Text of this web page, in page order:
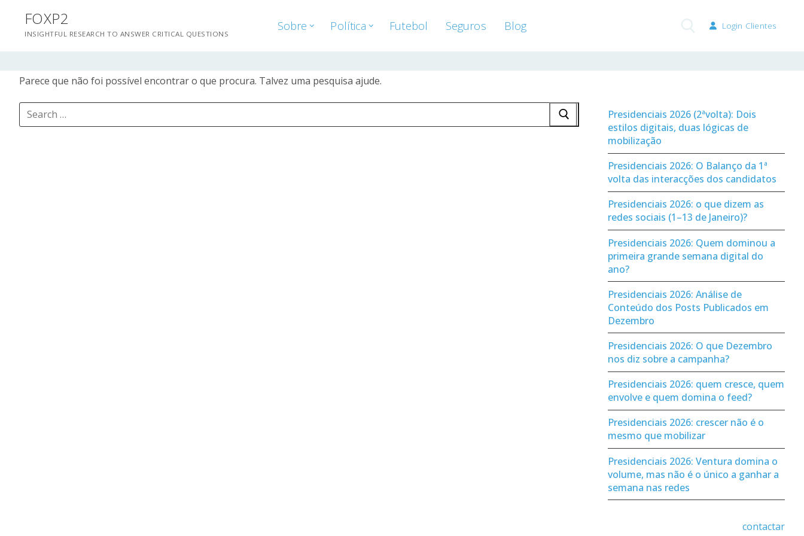
conteúdo
FOXP2
INSIGHTFUL RESEARCH TO ANSWER CRITICAL QUESTIONS
Sobre Política Futebol Seguros Blog Login Clientes
Parece que não foi possível encontrar o que procura. Talvez uma pesquisa ajude.
Pesquisar
por:
Presidenciais 2026 (2ªvolta): Dois
estilos digitais, duas lógicas de
mobilização
Presidenciais 2026: O Balanço da 1ª
volta das interacções dos candidatos
Presidenciais 2026: o que dizem as
redes sociais (1–13 de Janeiro)?
Presidenciais 2026: Quem dominou a
primeira grande semana digital do
ano?
Presidenciais 2026: Análise de
Conteúdo dos Posts Publicados em
Dezembro
Presidenciais 2026: O que Dezembro
nos diz sobre a campanha?
Presidenciais 2026: quem cresce, quem
envolve e quem domina o feed?
Presidenciais 2026: crescer não é o
mesmo que mobilizar
Presidenciais 2026: Ventura domina o
volume, mas não é o único a ganhar a
semana nas redes
contactar